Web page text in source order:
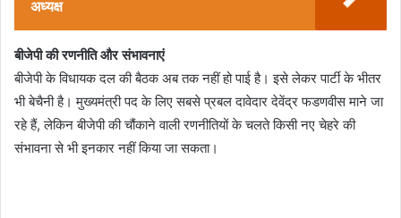
अध्यक्ष
बीजेपी की रणनीति और संभावनाएं
बीजेपी के विधायक दल की बैठक अब तक नहीं हो पाई है। इसे लेकर पार्टी के भीतर
भी बेचैनी है। मुख्यमंत्री पद के लिए सबसे प्रबल दावेदार देवेंद्र फडणवीस माने जा
रहे हैं, लेकिन बीजेपी की चौंकाने वाली रणनीतियों के चलते किसी नए चेहरे की
संभावना से भी इनकार नहीं किया जा सकता।